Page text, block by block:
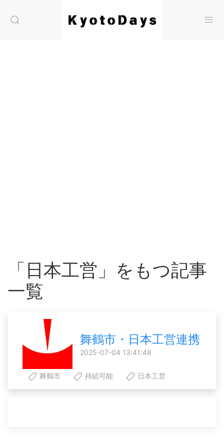
「日本工営」をもつ記事
一覧
舞鶴市・日本工営連携
2025-07-04 13:41:48
舞鶴市 持続可能 日本工営